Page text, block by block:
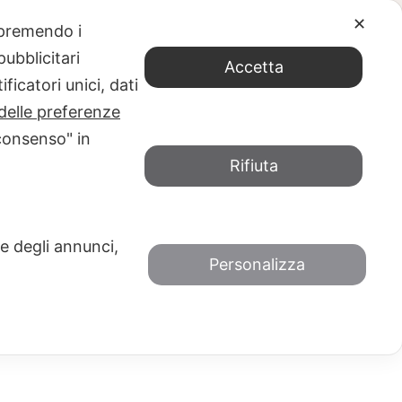
PROGETTO NERO SU BIANCO – COME
✕
i
unici, dati
preferenze
in
degli annunci,
Accetta
Rifiuta
Personalizza